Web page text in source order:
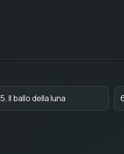
5. Il ballo della luna